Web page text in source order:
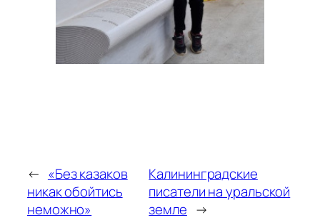
← «Без казаков
никак обойтись
неможно»
Калининградские
писатели на уральской
земле →